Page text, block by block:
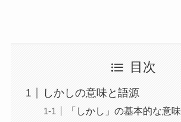
目次
しかしの意味と語源
「しかし」の基本的な意味